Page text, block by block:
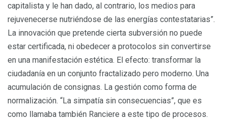
capitalista y le han dado, al contrario, los medios para
rejuvenecerse nutriéndose de las energías contestatarias”.
La innovación que pretende cierta subversión no puede
estar certificada, ni obedecer a protocolos sin convertirse
en una manifestación estética. El efecto: transformar la
ciudadanía en un conjunto fractalizado pero moderno. Una
acumulación de consignas. La gestión como forma de
normalización. “La simpatía sin consecuencias”, que es
como llamaba también Ranciere a este tipo de procesos.